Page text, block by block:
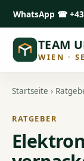
WhatsApp ☎ +43
TEAM
WIEN ·
Startseite ›
RATGEBER